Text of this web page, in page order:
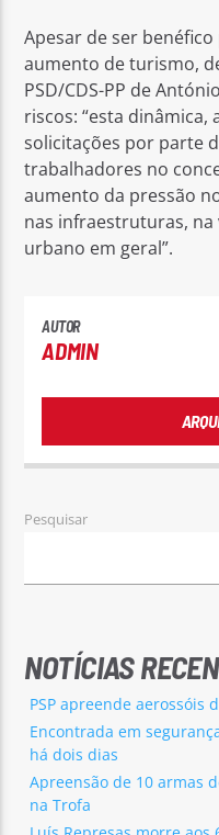
Apesar de ser
aumento de turismo,
PSD/CDS-PP de
riscos: “esta dinâmica,
solicitações por parte
trabalhadores no
aumento da pressão
nas infraestruturas, na
urbano em geral”.
AUTOR
ADMIN
Pesquisar
NOTÍCIAS
PSP apreende aerossóis
Encontrada em
há dois dias
Apreensão de 10 armas
na Trofa